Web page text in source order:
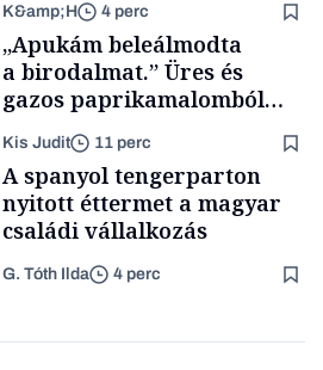
K&amp;H 4 perc
„Apukám beleálmodta
a birodalmat.” Üres és
gazos paprikamalomból
lett az igazi családi
fűszersztori
Kis Judit 11 perc
A spanyol tengerparton
nyitott éttermet a magyar
családi vállalkozás
G. Tóth Ilda 4 perc